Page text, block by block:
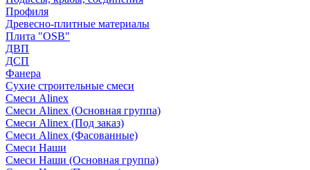
Профиля
Древесно-плитные материалы
Плита "OSB"
ДВП
ДСП
Фанера
Сухие строительные смеси
Смеси Alinex
Смеси Alinex (Основная группа)
Смеси Alinex (Под заказ)
Смеси Alinex (Фасованные)
Смеси Наши
Смеси Наши (Основная группа)